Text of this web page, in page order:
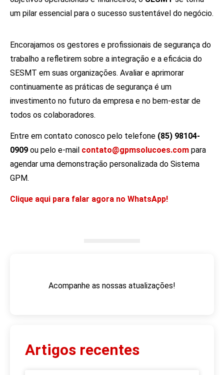
um pilar essencial para o sucesso sustentável do negócio.
Encorajamos os gestores e profissionais de segurança do
trabalho a refletirem sobre a integração e a eficácia do
SESMT em suas organizações. Avaliar e aprimorar
continuamente as práticas de segurança é um
investimento no futuro da empresa e no bem-estar de
todos os colaboradores.
Entre em contato conosco pelo telefone (85) 98104-
0909 ou pelo e-mail contato@gpmsolucoes.com para
agendar uma demonstração personalizada do Sistema
GPM.
Clique aqui para falar agora no WhatsApp!
Acompanhe as nossas atualizações!
Artigos recentes